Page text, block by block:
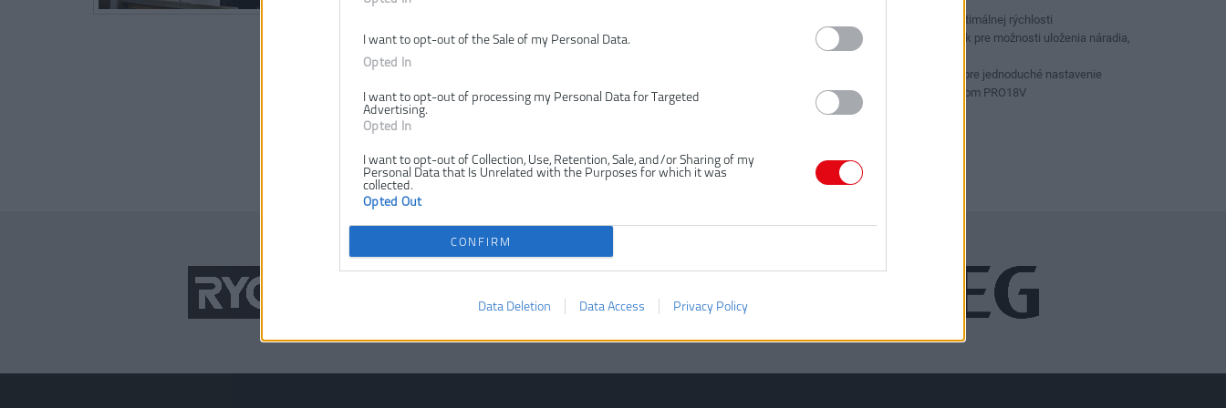
I want to opt-out of the Sale of my Personal Data.
Opted In
I want to opt-out of processing my Personal Data for Targeted
Advertising.
Opted In
I want to opt-out of Collection, Use, Retention, Sale, and/or Sharing of my
Personal Data that Is Unrelated with the Purposes for which it was
collected.
Opted Out
CONFIRM
Data Deletion Data Access Privacy Policy
7 nastavení pre výber optimálnej rýchlosti
Integrovaný krokvový hák pre možnosti uloženia náradia,
Pružinový držiak kazety pre jednoduché nastavenie
Kompatibilný so systémom PRO18V